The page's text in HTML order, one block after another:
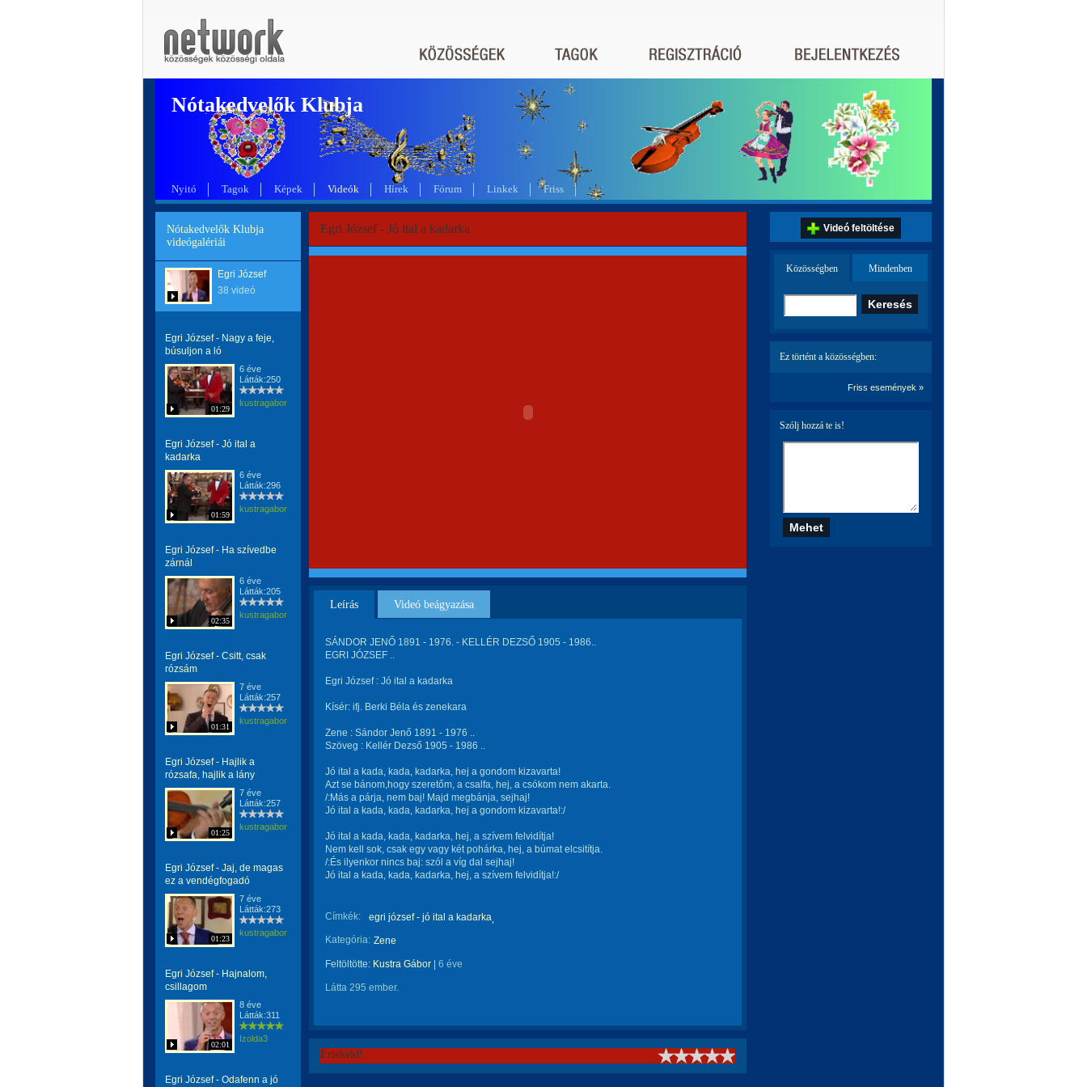
Nótakedvelők Klubja
Nyitó Tagok Képek Videók Hírek Fórum Linkek Friss
Nótakedvelők Klubja
videógalériái
Egri József
38 videó
Egri József - Nagy a feje,
búsuljon a ló
01:29
6 éve
Látták:250
kustragabor
Egri József - Jó ital a
kadarka
01:59
6 éve
Látták:296
kustragabor
Egri József - Ha szívedbe
zárnál
02:35
6 éve
Látták:205
kustragabor
Egri József - Csitt, csak
rózsám
01:31
7 éve
Látták:257
kustragabor
Egri József - Hajlik a
rózsafa, hajlik a lány
01:25
7 éve
Látták:257
kustragabor
Egri József - Jaj, de magas
ez a vendégfogadó
01:23
7 éve
Látták:273
kustragabor
Egri József - Hajnalom,
csillagom
02:01
8 éve
Látták:311
Izolda3
Egri József - Odafenn a jó
Egri József - Jó ital a kadarka
Leírás Videó beágyazása
SÁNDOR JENŐ 1891 - 1976. - KELLÉR DEZSŐ 1905 - 1986..
EGRI JÓZSEF ..
Egri József : Jó ital a kadarka
Kísér: ifj. Berki Béla és zenekara
Zene : Sándor Jenő 1891 - 1976 ..
Szöveg : Kellér Dezső 1905 - 1986 ..
Jó ital a kada, kada, kadarka, hej a gondom kizavarta!
Azt se bánom,hogy szeretőm, a csalfa, hej, a csókom nem akarta.
/:Más a párja, nem baj! Majd megbánja, sejhaj!
Jó ital a kada, kada, kadarka, hej a gondom kizavarta!:/
Jó ital a kada, kada, kadarka, hej, a szívem felvidítja!
Nem kell sok, csak egy vagy két pohárka, hej, a búmat elcsitítja.
/:És ilyenkor nincs baj: szól a víg dal sejhaj!
Jó ital a kada, kada, kadarka, hej, a szívem felvidítja!:/
Címkék:
egri józsef - jó ital a kadarka
Kategória: Zene
Feltöltötte: Kustra Gábor 6 éve
Látta 295 ember.
Értékeld!
Videó feltöltése
Közösségben Mindenben
Ez történt a közösségben:
Friss események »
Szólj hozzá te is!